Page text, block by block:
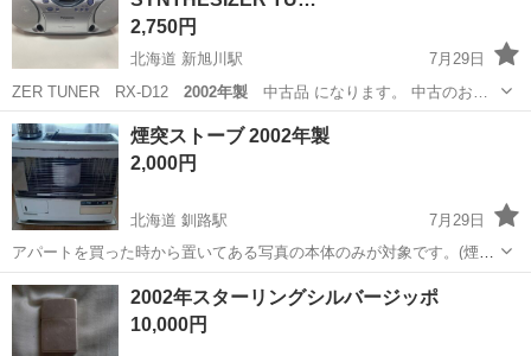
2,750円
北海道 新旭川駅
7月29日
ZER TUNER RX-D12 2002年製 中古品 になります。 中古のお…
北海道 旭川市 新旭川駅 オーディオ
煙突ストーブ 2002年製
2,000円
北海道 釧路駅
7月29日
アパートを買った時から置いてある写真の本体のみが対象です。(煙突
と下部の台座は付かないです。) 動作確認していなく、年式も古いもの
なのでノークレームノーリターンでお願いします。
北海道 釧路市 釧路駅 季節、空調家電
2002年スターリングシルバージッポ
10,000円